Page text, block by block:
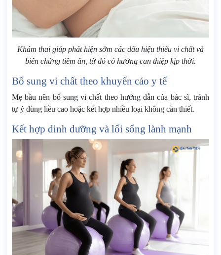
Khám thai giúp phát hiện sớm các dấu hiệu thiếu vi chất và
biến chứng tiềm ẩn, từ đó có hướng can thiệp kịp thời.
Bổ sung vi chất theo khuyến cáo y tế
Mẹ bầu nên bổ sung vi chất theo hướng dẫn của bác sĩ, tránh
tự ý dùng liều cao hoặc kết hợp nhiều loại không cần thiết.
Kết hợp dinh dưỡng và lối sống lành mạnh